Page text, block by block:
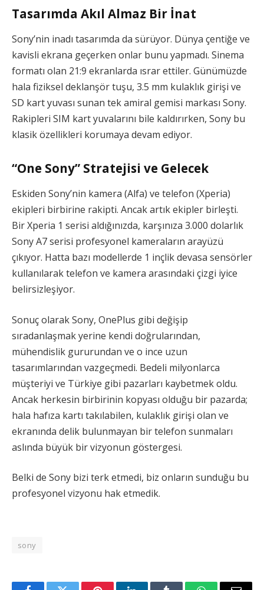
Tasarımda Akıl Almaz Bir İnat
Sony’nin inadı tasarımda da sürüyor. Dünya çentiğe ve
kavisli ekrana geçerken onlar bunu yapmadı. Sinema
formatı olan 21:9 ekranlarda ısrar ettiler. Günümüzde
hala fiziksel deklanşör tuşu, 3.5 mm kulaklık girişi ve
SD kart yuvası sunan tek amiral gemisi markası Sony.
Rakipleri SIM kart yuvalarını bile kaldırırken, Sony bu
klasik özellikleri korumaya devam ediyor.
“One Sony” Stratejisi ve Gelecek
Eskiden Sony’nin kamera (Alfa) ve telefon (Xperia)
ekipleri birbirine rakipti. Ancak artık ekipler birleşti.
Bir Xperia 1 serisi aldığınızda, karşınıza 3.000 dolarlık
Sony A7 serisi profesyonel kameraların arayüzü
çıkıyor. Hatta bazı modellerde 1 inçlik devasa sensörler
kullanılarak telefon ve kamera arasındaki çizgi iyice
belirsizleşiyor.
Sonuç olarak Sony, OnePlus gibi değişip
sıradanlaşmak yerine kendi doğrularından,
mühendislik gururundan ve o ince uzun
tasarımlarından vazgeçmedi. Bedeli milyonlarca
müşteriyi ve Türkiye gibi pazarları kaybetmek oldu.
Ancak herkesin birbirinin kopyası olduğu bir pazarda;
hala hafıza kartı takılabilen, kulaklık girişi olan ve
ekranında delik bulunmayan bir telefon sunmaları
aslında büyük bir vizyonun göstergesi.
Belki de Sony bizi terk etmedi, biz onların sunduğu bu
profesyonel vizyonu hak etmedik.
sony